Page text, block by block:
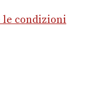
condizioni